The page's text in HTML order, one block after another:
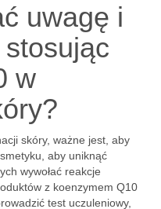
uwagę i
w
skóry, ważne jest, aby
aby uniknąć
wywołać reakcje
z koenzymem Q10
test uczuleniowy,